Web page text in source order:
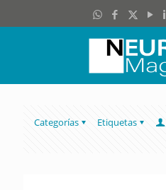
Categorías Etiquetas